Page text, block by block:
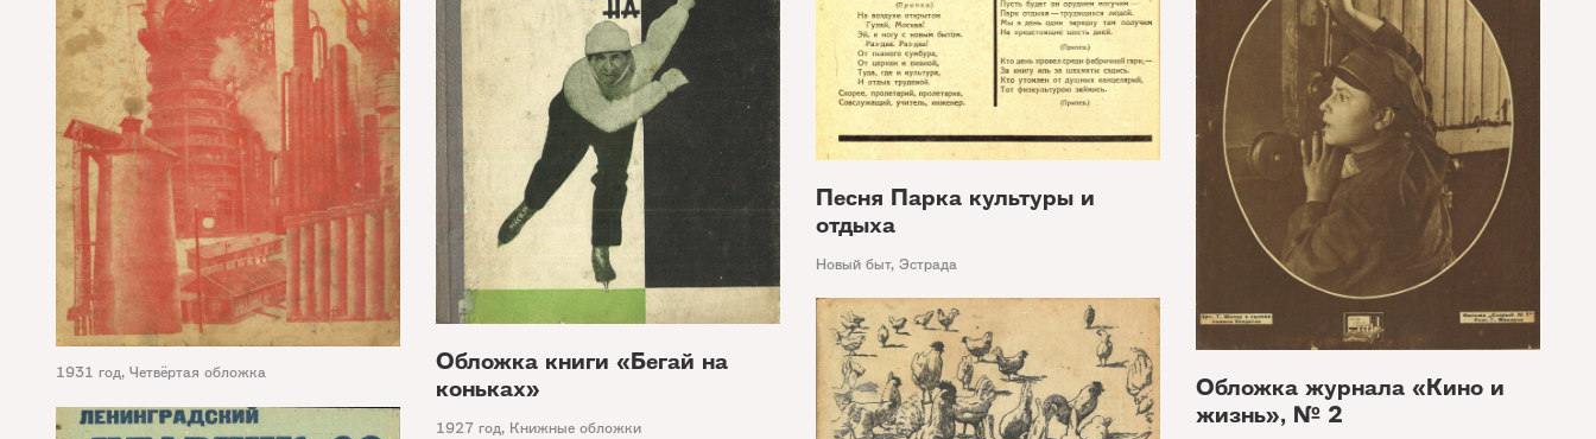
1931 год, Четвёртая обложка
Обложка книги «Бегай на
коньках»
1927 год, Книжные обложки
Песня Парка культуры и
отдыха
Новый быт, Эстрада
Обложка журнала «Кино и
жизнь», № 2